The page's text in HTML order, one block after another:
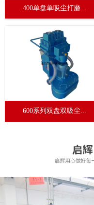
400单盘单吸尘打磨...
600系列双盘双吸尘...